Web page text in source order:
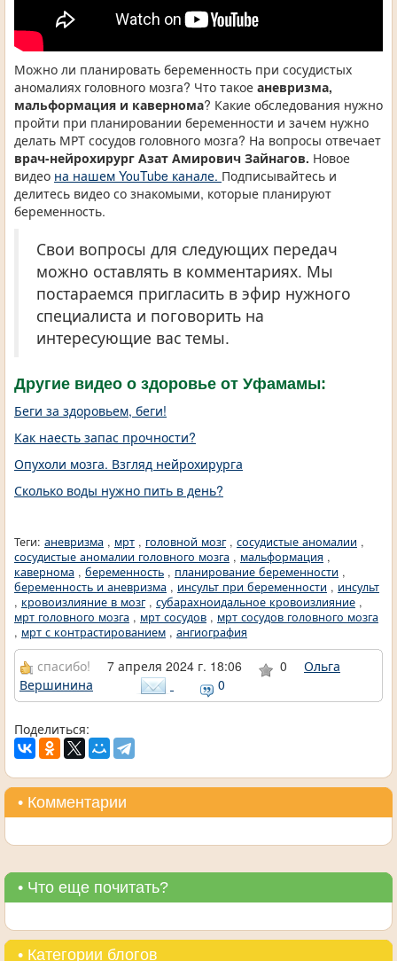
Можно ли планировать беременность при сосудистых
аномалиях головного мозга? Что такое аневризма,
мальформация и кавернома? Какие обследования нужно
пройти при планировании беременности и зачем нужно
делать МРТ сосудов головного мозга? На вопросы отвечает
врач-нейрохирург Азат Амирович Зайнагов. Новое
видео на нашем YouTube канале. Подписывайтесь и
делитесь видео со знакомыми, которые планируют
беременность.
Свои вопросы для следующих передач
можно оставлять в комментариях. Мы
постараемся пригласить в эфир нужного
специалиста и поговорить на
интересующие вас темы.
Другие видео о здоровье от Уфамамы:
Беги за здоровьем, беги!
Как наесть запас прочности?
Опухоли мозга. Взгляд нейрохирурга
Сколько воды нужно пить в день?
Теги: аневризма , мрт , головной мозг, сосудистые аномалии ,
сосудистые аномалии головного мозга , мальформация ,
кавернома , беременность , планирование беременности ,
беременность и аневризма , инсульт при беременности , инсульт
, кровоизлияние в мозг, субарахноидальное кровоизлияние ,
мрт головного мозга , мрт сосудов , мрт сосудов головного мозга
, мрт с контрастированием , ангиография
спасибо! 7 апреля 2024 г. 18:06 0
Ольга
Вершинина
0
Поделиться:
• Комментарии
• Что еще почитать?
• Категории блогов